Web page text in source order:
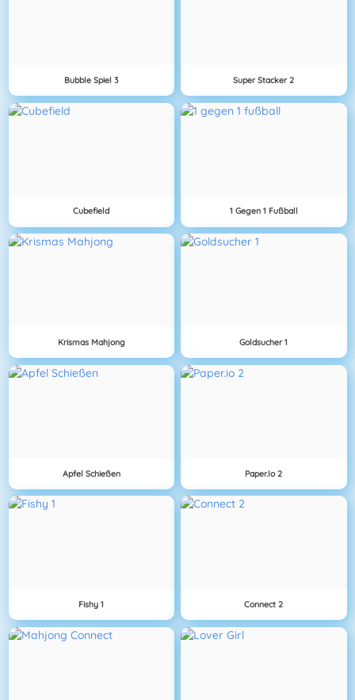
Bubble Spiel 3 Super Stacker 2
Cubefield 1 Gegen 1 Fußball
Krismas Mahjong Goldsucher 1
Apfel Schießen Paper.io 2
Fishy 1 Connect 2